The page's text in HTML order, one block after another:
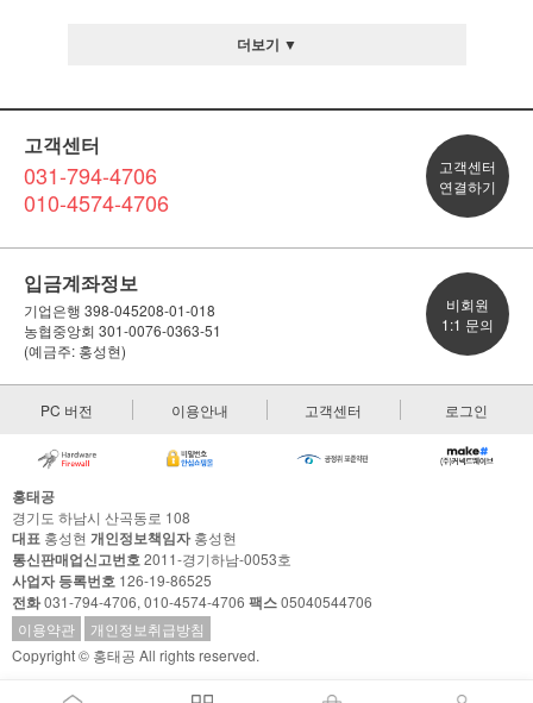
더보기 ▼
고객센터
031-794-4706
010-4574-4706
고객센터
연결하기
입금계좌정보
기업은행 398-045208-01-018
농협중앙회 301-0076-0363-51
(예금주: 홍성현)
비회원
1:1 문의
PC 버전 이용안내 고객센터 로그인
홍태공
경기도 하남시 산곡동로 108
대표 홍성현 개인정보책임자홍성현
통신판매업신고번호2011-경기하남-0053호
사업자 등록번호 126-19-86525
전화031-794-4706, 010-4574-4706 팩스05040544706
이용약관
개인정보취급방침
Copyright © 홍태공 All rights reserved.